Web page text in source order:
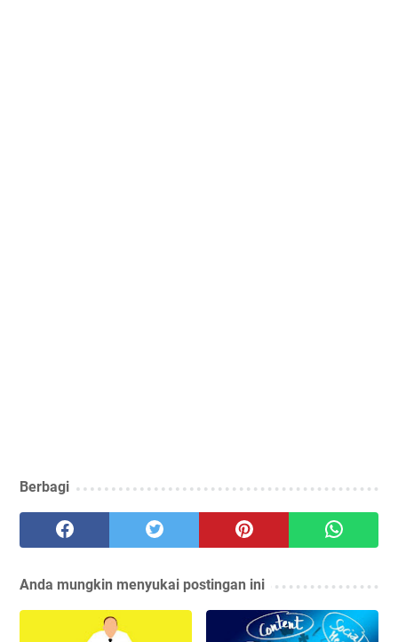
Berbagi
Anda mungkin menyukai postingan ini